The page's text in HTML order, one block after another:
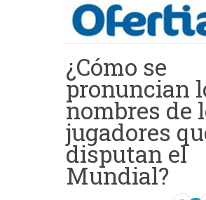
¿Cómo se
pronuncian
nombres de
jugadores
disputan el
Mundial?